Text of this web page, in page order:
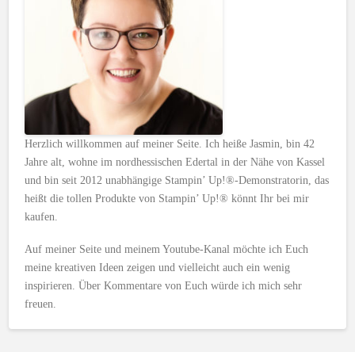
Herzlich willkommen auf meiner Seite. Ich heiße Jasmin, bin 42
Jahre alt, wohne im nordhessischen Edertal in der Nähe von Kassel
und bin seit 2012 unabhängige Stampin’ Up!®-Demonstratorin, das
heißt die tollen Produkte von Stampin’ Up!® könnt Ihr bei mir
kaufen.
Auf meiner Seite und meinem Youtube-Kanal möchte ich Euch
meine kreativen Ideen zeigen und vielleicht auch ein wenig
inspirieren. Über Kommentare von Euch würde ich mich sehr
freuen.